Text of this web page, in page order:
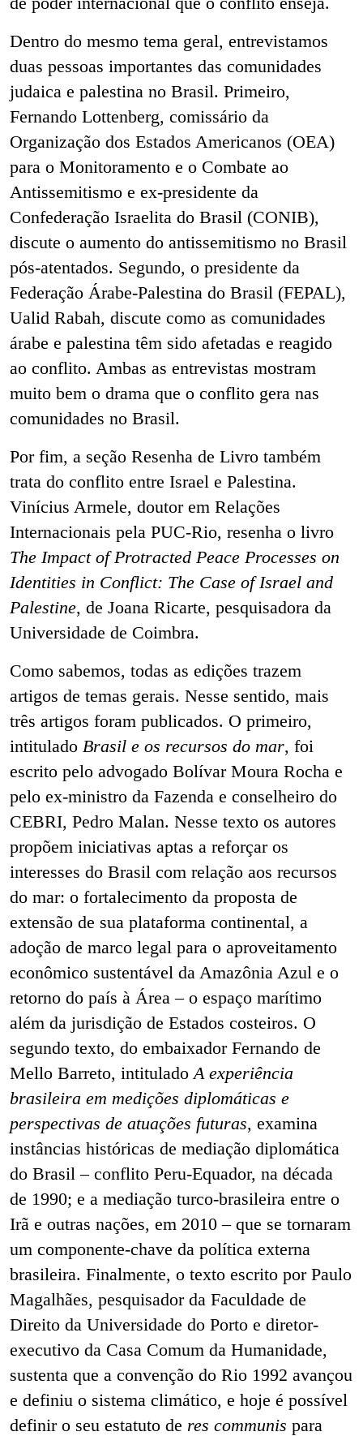
Dentro do mesmo tema geral, entrevistamos
duas pessoas importantes das comunidades
judaica e palestina no Brasil. Primeiro,
Fernando Lottenberg, comissário da
Organização dos Estados Americanos (OEA)
para o Monitoramento e o Combate ao
Antissemitismo e ex-presidente da
Confederação Israelita do Brasil (CONIB),
discute o aumento do antissemitismo no Brasil
pós-atentados. Segundo, o presidente da
Federação Árabe-Palestina do Brasil (FEPAL),
Ualid Rabah, discute como as comunidades
árabe e palestina têm sido afetadas e reagido
ao conflito. Ambas as entrevistas mostram
muito bem o drama que o conflito gera nas
comunidades no Brasil.
Por fim, a seção Resenha de Livro também
trata do conflito entre Israel e Palestina.
Vinícius Armele, doutor em Relações
Internacionais pela PUC-Rio, resenha o livro
The Impact of Protracted Peace Processes on
Identities in Conflict: The Case of Israel and
Palestine, de Joana Ricarte, pesquisadora da
Universidade de Coimbra.
Como sabemos, todas as edições trazem
artigos de temas gerais. Nesse sentido, mais
três artigos foram publicados. O primeiro,
intitulado Brasil e os recursos do mar, foi
escrito pelo advogado Bolívar Moura Rocha e
pelo ex-ministro da Fazenda e conselheiro do
CEBRI, Pedro Malan. Nesse texto os autores
propõem iniciativas aptas a reforçar os
interesses do Brasil com relação aos recursos
do mar: o fortalecimento da proposta de
extensão de sua plataforma continental, a
adoção de marco legal para o aproveitamento
econômico sustentável da Amazônia Azul e o
retorno do país à Área – o espaço marítimo
além da jurisdição de Estados costeiros. O
segundo texto, do embaixador Fernando de
Mello Barreto, intitulado A experiência
brasileira em medições diplomáticas e
perspectivas de atuações futuras, examina
instâncias históricas de mediação diplomática
do Brasil – conflito Peru-Equador, na década
de 1990; e a mediação turco-brasileira entre o
Irã e outras nações, em 2010 – que se tornaram
um componente-chave da política externa
brasileira. Finalmente, o texto escrito por Paulo
Magalhães, pesquisador da Faculdade de
Direito da Universidade do Porto e diretor-
executivo da Casa Comum da Humanidade,
sustenta que a convenção do Rio 1992 avançou
e definiu o sistema climático, e hoje é possível
definir o seu estatuto de res communis para